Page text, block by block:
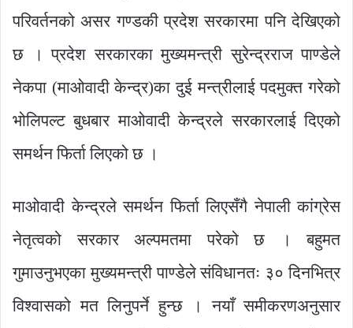
परिवर्तनको असर गण्डकी प्रदेश सरकारमा पनि देखिएको
छ । प्रदेश सरकारका मुख्यमन्त्री सुरेन्द्रराज पाण्डेले
नेकपा (माओवादी केन्द्र)का दुई मन्त्रीलाई पदमुक्त गरेको
भोलिपल्ट बुधबार माओवादी केन्द्रले सरकारलाई दिएको
समर्थन फिर्ता लिएको छ ।
माओवादी केन्द्रले समर्थन फिर्ता लिएसँगै नेपाली कांग्रेस
नेतृत्वको सरकार अल्पमतमा परेको छ । बहुमत
गुमाउनुभएका मुख्यमन्त्री पाण्डेले संविधानतः ३० दिनभित्र
विश्वासको मत लिनुपर्ने हुन्छ । नयाँ समीकरणअनुसार